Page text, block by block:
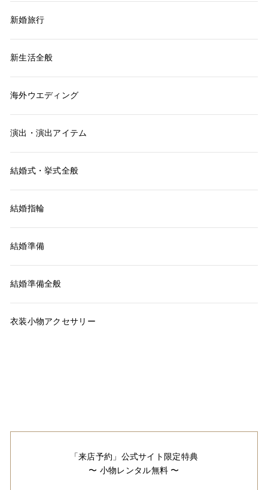
新婚旅行
新生活全般
海外ウエディング
演出・演出アイテム
結婚式・挙式全般
結婚指輪
結婚準備
結婚準備全般
衣装小物アクセサリー
「来店予約」公式サイト限定特典
〜 小物レンタル無料 〜